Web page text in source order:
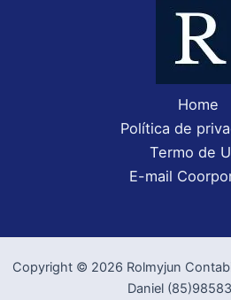
Home
Política de
Termo de
E-mail
Copyright © 2026 Rolmyjun
Daniel